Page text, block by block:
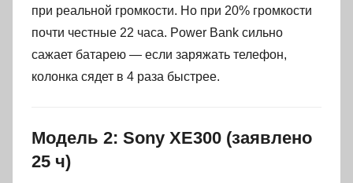
при реальной громкости. Но при 20% громкости
почти честные 22 часа. Power Bank сильно
сажает батарею — если заряжать телефон,
колонка сядет в 4 раза быстрее.
Модель 2: Sony XE300 (заявлено
25 ч)